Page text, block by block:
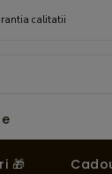
calitatii
🎁